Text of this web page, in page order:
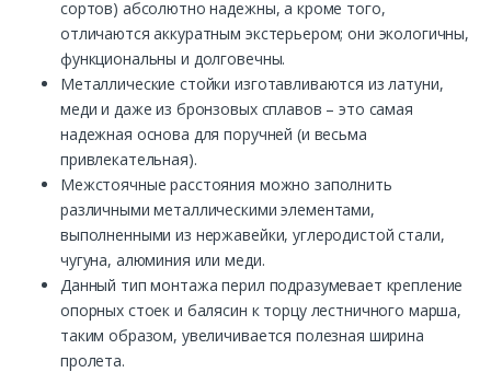
сортов) абсолютно надежны, а кроме того,
отличаются аккуратным экстерьером; они экологичны,
функциональны и долговечны.
Металлические стойки изготавливаются из латуни,
меди и даже из бронзовых сплавов – это самая
надежная основа для поручней (и весьма
привлекательная).
Межстоячные расстояния можно заполнить
различными металлическими элементами,
выполненными из нержавейки, углеродистой стали,
чугуна, алюминия или меди.
Данный тип монтажа перил подразумевает крепление
опорных стоек и балясин к торцу лестничного марша,
таким образом, увеличивается полезная ширина
пролета.